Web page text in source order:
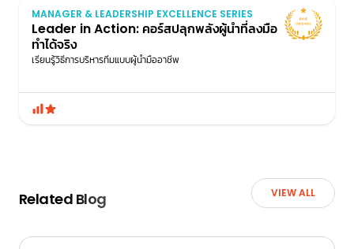
MANAGER & LEADERSHIP EXCELLENCE SERIES
Leader in Action: คอร์สปลุกพลังผู้นำที่ลงมือ
ทำได้จริง
เรียนรู้วิธีการบริหารทีมแบบผู้นำมืออาชีพ
Related Blog VIEW ALL